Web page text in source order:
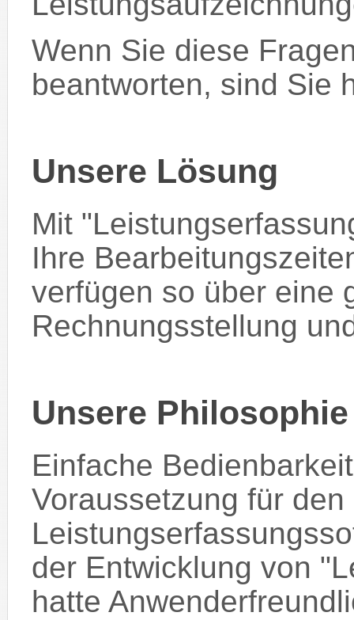
Wenn Sie diese
beantworten, sind Sie
Unsere Lösung
Mit
Ihre
verfügen so über eine
Rechnungsstellung
Unsere Philosophie
Einfache
Voraussetzung für
der Entwicklung von
hatte